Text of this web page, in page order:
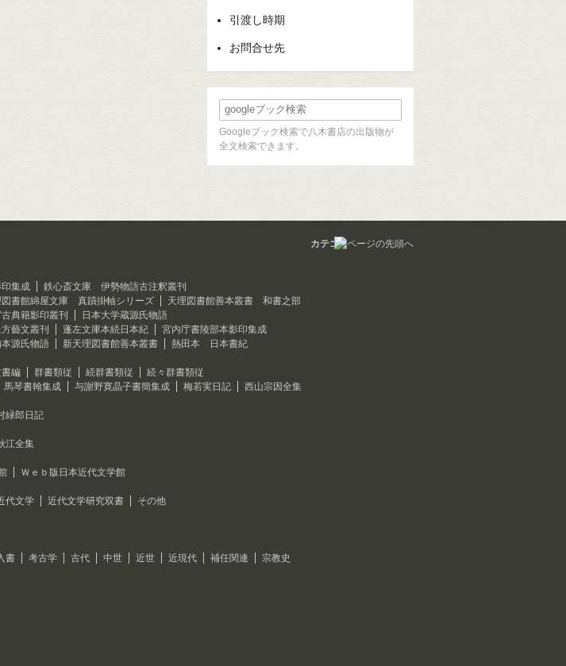
引渡し時期
お問合せ先
Googleブック検索で八木書店の出版物が
全文検索できます。
カテゴリ
集成
鉄心斎文庫 伊勢物語古注釈叢刊
図書館綿屋文庫 真蹟掛軸シリーズ
天理図書館善本叢書 和書之部
典籍影印叢刊
日本大学蔵源氏物語
藝文叢刊 蓬左文庫本続日本紀
宮内庁書陵部本影印集成
源氏物語 新天理図書館善本叢書
熱田本 日本書紀
編 群書類従 続群書類従
続々群書類従
馬琴書翰集成 与謝野寛晶子書簡集成 梅若実日記
西山宗因全集
緑郎日記
江全集
Ｗｅｂ版日本近代文学館
代文学 近代文学研究双書
その他
書 考古学 古代 中世 近世 近現代 補任関連
宗教史